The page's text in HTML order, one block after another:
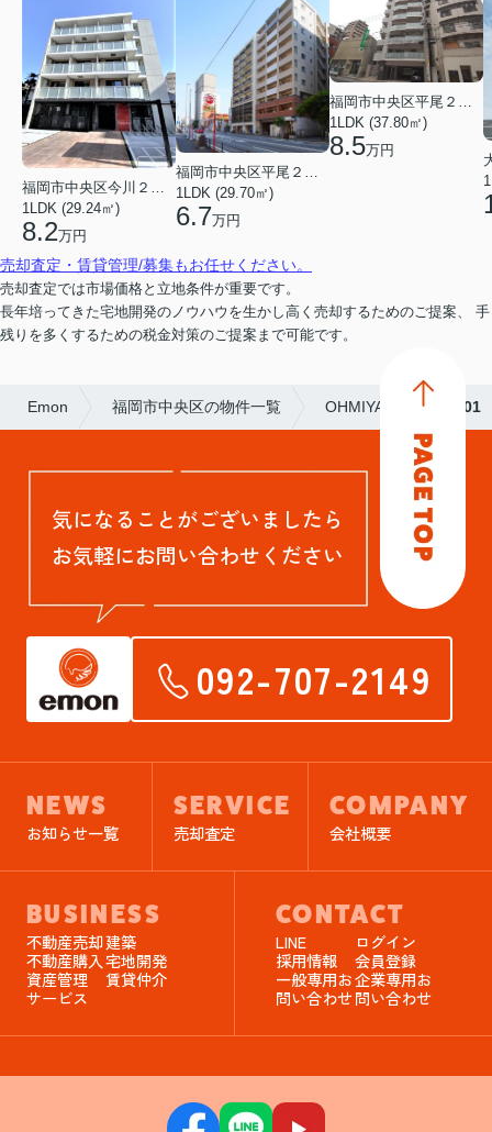
福岡市中央区今川２丁目
1LDK (29.24㎡)
8.2万円
福岡市中央区平尾２丁目
1LDK (29.70㎡)
6.7万円
福岡市中央区平尾２丁目
1LDK (37.80㎡)
8.5万円
売却査定・賃貸管理/募集もお任せください。
売却査定では市場価格と立地条件が重要です。
長年培ってきた宅地開発のノウハウを生かし高く売却するためのご提案、 手
残りを多くするための税金対策のご提案まで可能です。
Emon 福岡市中央区の物件一覧 OHMIYA252 501
気になることがございましたら
お気軽にお問い合わせください
092-707-2149
NEWS
お知らせ一覧
SERVICE
売却査定
COMPANY
会社概要
BUSINESS
不動産売却建築
不動産購入宅地開発
資産管理
サービス
賃貸仲介
CONTACT
LINE
ログイン
採用情報
会員登録
一般専用お
問い合わせ
企業専用お
問い合わせ